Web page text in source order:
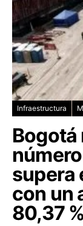
Infraestructura
Bogotá
supera
con un
80,37 %